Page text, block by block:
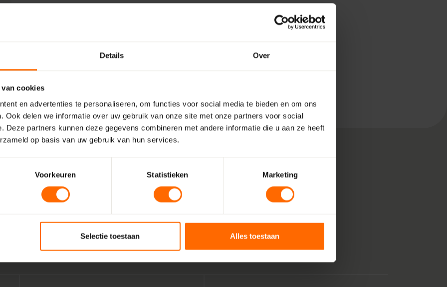
Details Over
van cookies
en advertenties te personaliseren, om functies voor social media te bieden en om ons
Ook delen we informatie over uw gebruik van onze site met onze partners voor social
Deze partners kunnen deze gegevens combineren met andere informatie die u aan ze heeft
op basis van uw gebruik van hun services.
Voorkeuren Statistieken Marketing
Selectie toestaan Alles toestaan
vakmensen. Echte professionals die weten wat het beste is voor jouw klus in
bouwprofessionals simpeler te maken. Geef het een oranje tintje. En zie daar:
Skodora in een notendop.